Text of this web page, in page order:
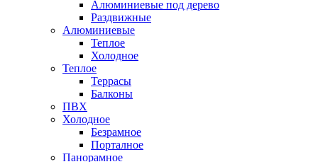
Алюминиевые под дерево
Раздвижные
Алюминиевые
Теплое
Холодное
Теплое
Террасы
Балконы
ПВХ
Холодное
Безрамное
Порталное
Панорамное